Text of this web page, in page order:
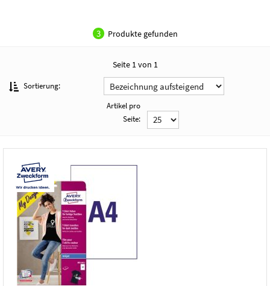
3 Produkte gefunden
Seite 1 von 1
Sortierung:
Artikel pro
Seite: